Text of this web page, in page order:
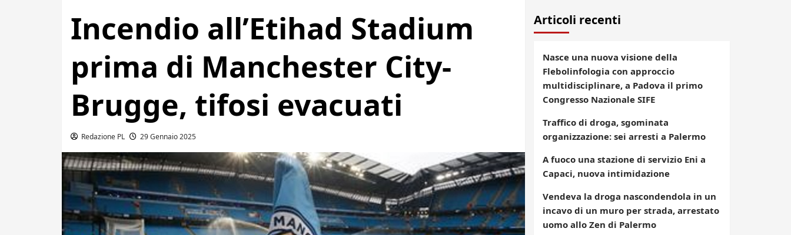
Incendio all’Etihad Stadium
prima di Manchester City-
Brugge, tifosi evacuati
Redazione PL 29 Gennaio 2025
Articoli recenti
Nasce una nuova visione della
Flebolinfologia con approccio
multidisciplinare, a Padova il primo
Congresso Nazionale SIFE
Traffico di droga, sgominata
organizzazione: sei arresti a Palermo
A fuoco una stazione di servizio Eni a
Capaci, nuova intimidazione
Vendeva la droga nascondendola in un
incavo di un muro per strada, arrestato
uomo allo Zen di Palermo